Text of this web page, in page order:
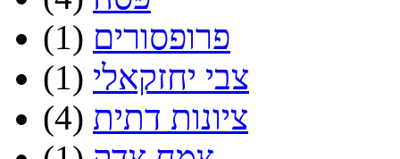
פרופסורים (1)
צבי יחזקאלי (1)
ציונות דתית (4)